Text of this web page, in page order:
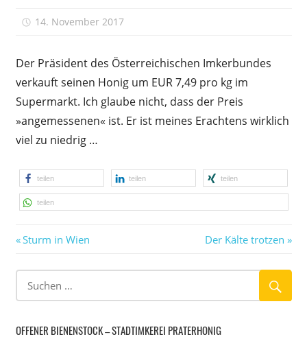
14. November 2017
Der Präsident des Österreichischen Imkerbundes
verkauft seinen Honig um EUR 7,49 pro kg im
Supermarkt. Ich glaube nicht, dass der Preis
»angemessenen« ist. Er ist meines Erachtens wirklich
viel zu niedrig …
teilen teilen teilen
teilen
Beitragsnavigation
Vorheriger
Sturm in Wien
Nächster
Der Kälte trotzen
OFFENER BIENENSTOCK – STADTIMKEREI PRATERHONIG